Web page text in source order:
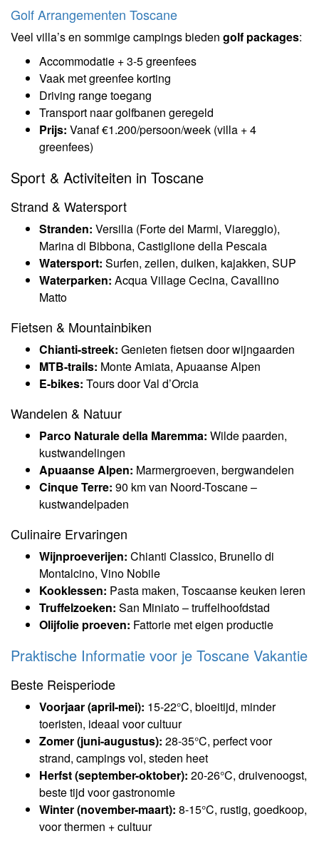
Golf Arrangementen Toscane
Veel villa’s en sommige campings bieden golf packages:
Accommodatie + 3-5 greenfees
Vaak met greenfee korting
Driving range toegang
Transport naar golfbanen geregeld
Prijs: Vanaf €1.200/persoon/week (villa + 4
greenfees)
Sport & Activiteiten in Toscane
Strand & Watersport
Stranden: Versilia (Forte dei Marmi, Viareggio),
Marina di Bibbona, Castiglione della Pescaia
Watersport: Surfen, zeilen, duiken, kajakken, SUP
Waterparken: Acqua Village Cecina, Cavallino
Matto
Fietsen & Mountainbiken
Chianti-streek: Genieten fietsen door wijngaarden
MTB-trails: Monte Amiata, Apuaanse Alpen
E-bikes: Tours door Val d’Orcia
Wandelen & Natuur
Parco Naturale della Maremma: Wilde paarden,
kustwandelingen
Apuaanse Alpen: Marmergroeven, bergwandelen
Cinque Terre: 90 km van Noord-Toscane –
kustwandelpaden
Culinaire Ervaringen
Wijnproeverijen: Chianti Classico, Brunello di
Montalcino, Vino Nobile
Kooklessen: Pasta maken, Toscaanse keuken leren
Truffelzoeken: San Miniato – truffelhoofdstad
Olijfolie proeven: Fattorie met eigen productie
Praktische Informatie voor je Toscane Vakantie
Beste Reisperiode
Voorjaar (april-mei): 15-22°C, bloeitijd, minder
toeristen, ideaal voor cultuur
Zomer (juni-augustus): 28-35°C, perfect voor
strand, campings vol, steden heet
Herfst (september-oktober): 20-26°C, druivenoogst,
beste tijd voor gastronomie
Winter (november-maart): 8-15°C, rustig, goedkoop,
voor thermen + cultuur